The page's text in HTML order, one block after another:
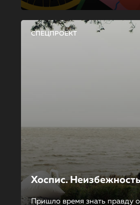
СПЕЦПРОЕКТ
Хоспис.
Пришло время знать правду